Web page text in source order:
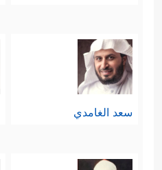
سعد الغامدي